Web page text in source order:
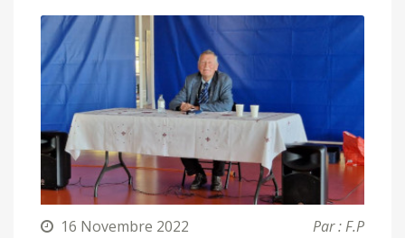
16 Novembre 2022 Par : F.P